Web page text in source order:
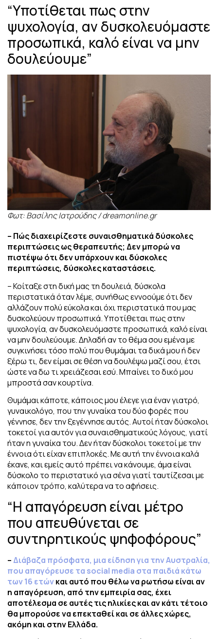
“Υποτίθεται πως στην
ψυχολογία, αν δυσκολευόμαστε
προσωπικά, καλό είναι να μην
δουλεύουμε”
Φωτ: Βασίλης Ιατρούδης / dreamonline.gr
– Πώς διαχειρίζεστε συναισθηματικά δύσκολες
περιπτώσεις ως θεραπευτής; Δεν μπορώ να
πιστέψω ότι δεν υπάρχουν και δύσκολες
περιπτώσεις, δύσκολες καταστάσεις.
– Κοίταξε στη δική μας τη δουλειά, δύσκολα
περιστατικά όταν λέμε, συνήθως εννοούμε ότι δεν
αλλάζουν πολύ εύκολα και όχι περιστατικά που μας
δυσκολεύουν προσωπικά.Υποτίθεται πως στην
ψυχολογία, αν δυσκολευόμαστε προσωπικά, καλό είναι
να μην δουλεύουμε. Δηλαδή αν το θέμα σου εμένα με
συγκινήσει τόσο πολύ που θυμάμαι τα δικά μου ή δεν
ξέρω τι, δεν είμαι σε θέση να δουλέψω μαζί σου, έτσι
ώστε να δω τι χρειάζεσαι εσύ. Μπαίνει το δικό μου
μπροστά σαν κουρτίνα.
Θυμάμαι κάποτε, κάποιος μου έλεγε για έναν γιατρό,
γυναικολόγο, που την γυναίκα του δύο φορές που
γέννησε, δεν την ξεγέννησε αυτός. Αυτοί ήταν δύσκολοι
τοκετοί για αυτόν για συναισθηματικούς λόγους, γιατί
ήταν η γυναίκα του. Δεν ήταν δύσκολοι τοκετοί με την
έννοια ότι είχαν επιπλοκές. Με αυτή την έννοια καλά
έκανε, και εμείς αυτό πρέπει να κάνουμε, άμα είναι
δύσκολο το περιστατικό για σένα γιατί ταυτίζεσαι με
κάποιον τρόπο, καλύτερα να το αφήσεις.
“Η απαγόρευση είναι μέτρο
που απευθύνεται σε
συντηρητικούς ψηφοφόρους”
–Διάβαζα πρόσφατα, μια είδηση για την Αυστραλία,
που απαγόρευσε τα social media στα παιδιά κάτω
των 16 ετώνκαι αυτό που θέλω να ρωτήσω είναι αν
η απαγόρευση, από την εμπειρία σας, έχει
αποτέλεσμα σε αυτές τις ηλικίες και αν κάτι τέτοιο
θα μπορούσε να επεκταθεί και σε άλλες χώρες,
ακόμη και στην Ελλάδα.